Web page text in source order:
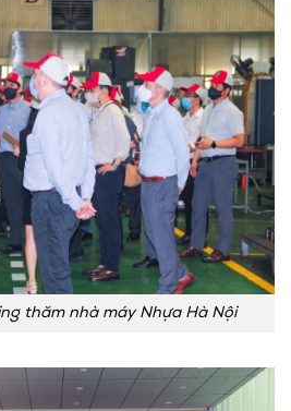
thăm nhà máy Nhựa Hà Nội